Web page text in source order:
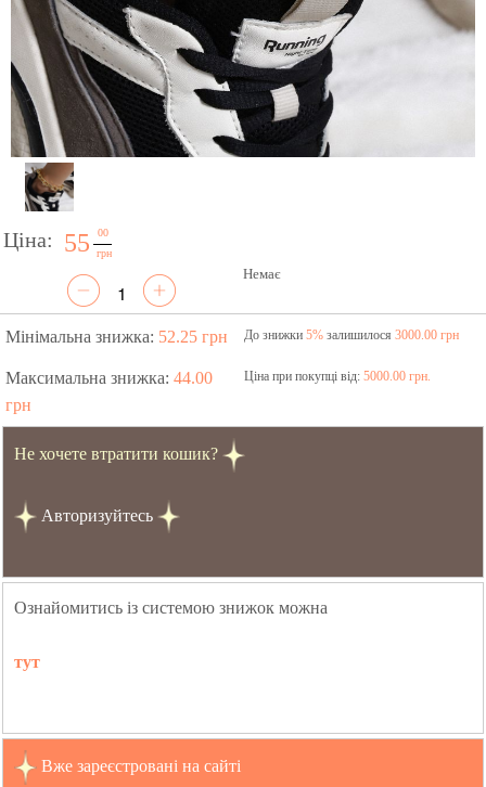
Ціна: 55
00
грн
Немає
Мінімальна знижка: 52.25 грн До знижки 5%залишилося 3000.00 грн
Максимальна знижка: 44.00
грн
Ціна при покупці від: 5000.00 грн.
Не хочете втратити кошик?
Авторизуйтесь
Ознайомитись із системою знижок можна
тут
Вже зареєстровані на сайті